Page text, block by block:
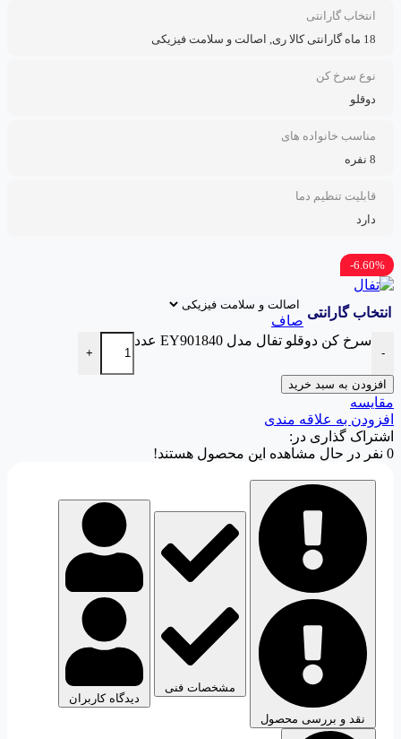
انتخاب گارانتی
18 ماه گارانتی کالا ری, اصالت و سلامت فیزیکی
نوع سرخ کن
دوقلو
مناسب خانواده های
8 نفره
قابلیت تنظیم دما
دارد
6.60%-
انتخاب گارانتی
صاف
-
سرخ کن دوقلو تفال مدل EY901840 عدد
+
افزودن به سبد خرید
مقایسه
افزودن به علاقه مندی
اشتراک گذاری در:
0 نفر در حال مشاهده این محصول هستند!
نقد و بررسی محصول
مشخصات فنی
دیدگاه کاربران